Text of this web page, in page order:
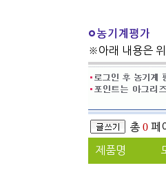
※아래 내용은
총 0 페
제품명